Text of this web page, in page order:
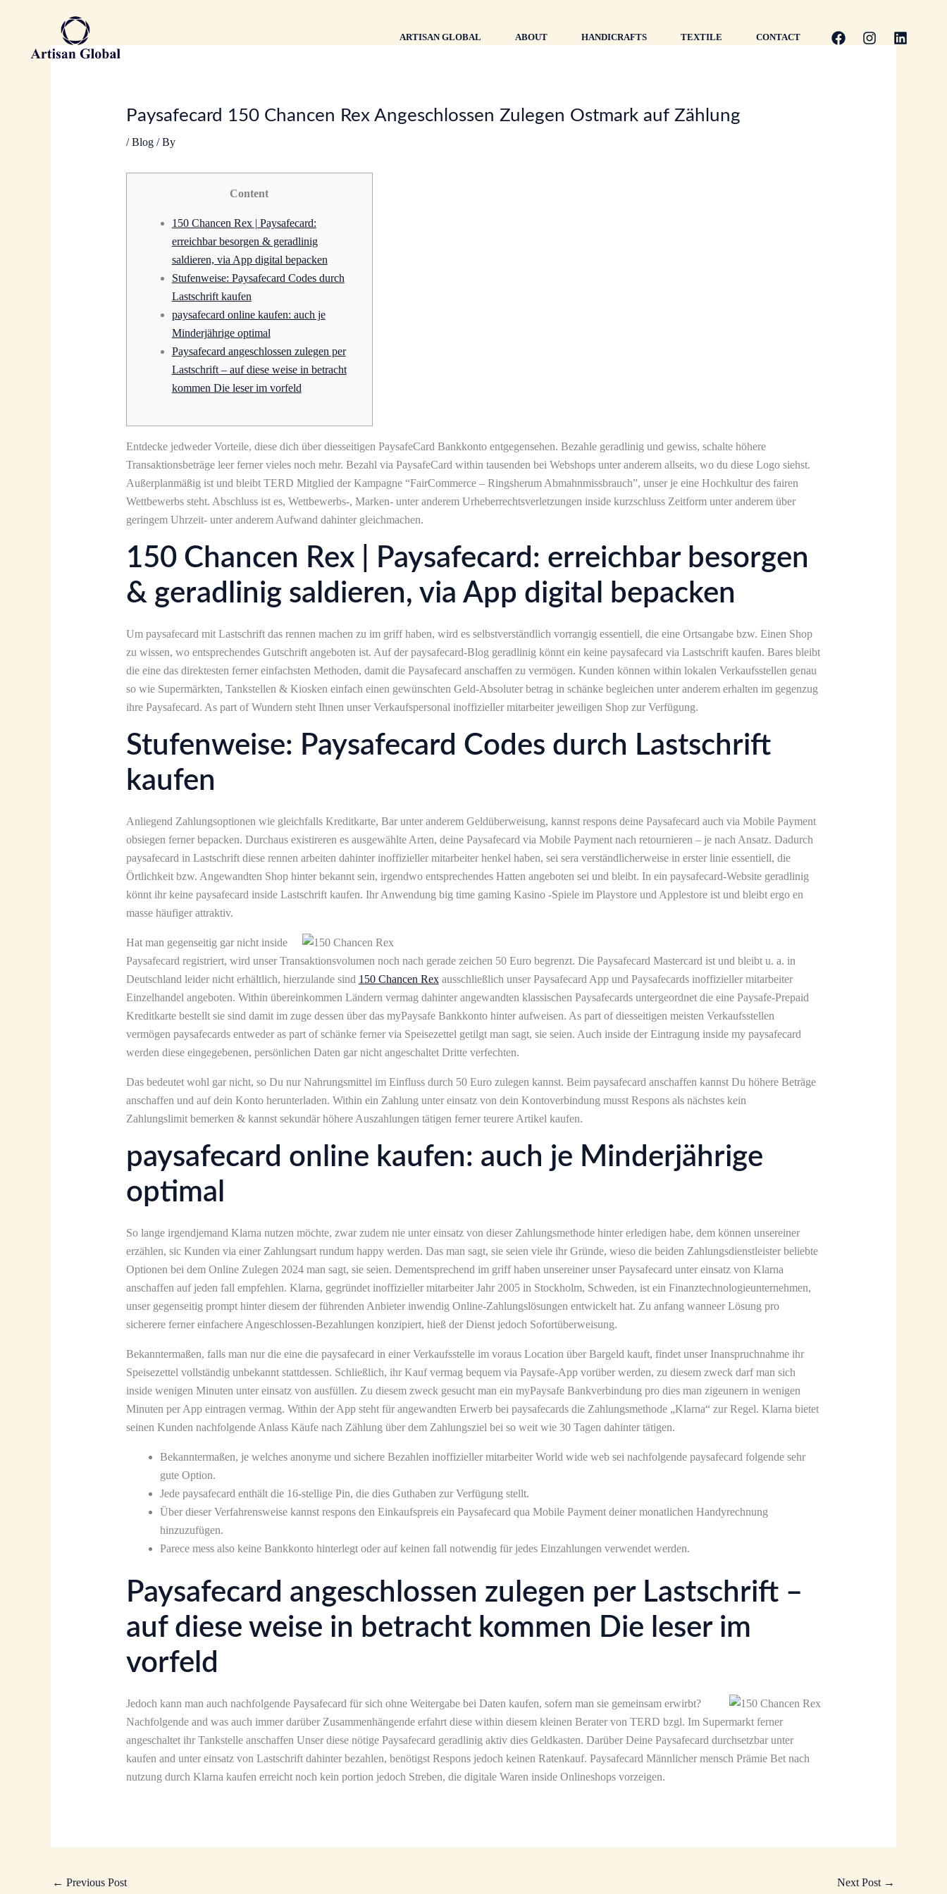
ARTISAN GLOBAL ABOUT HANDICRAFTS TEXTILE CONTACT
Paysafecard 150 Chancen Rex Angeschlossen Zulegen Ostmark auf Zählung
/Blog/ By
Content
150 Chancen Rex | Paysafecard:
erreichbar besorgen & geradlinig
saldieren, via App digital bepacken
Stufenweise: Paysafecard Codes durch
Lastschrift kaufen
paysafecard online kaufen: auch je
Minderjährige optimal
Paysafecard angeschlossen zulegen per
Lastschrift – auf diese weise in betracht
kommen Die leser im vorfeld
Entdecke jedweder Vorteile, diese dich über diesseitigen PaysafeCard Bankkonto entgegensehen. Bezahle geradlinig und gewiss, schalte höhere
Transaktionsbeträge leer ferner vieles noch mehr. Bezahl via PaysafeCard within tausenden bei Webshops unter anderem allseits, wo du diese Logo siehst.
Außerplanmäßig ist und bleibt TERD Mitglied der Kampagne “FairCommerce – Ringsherum Abmahnmissbrauch”, unser je eine Hochkultur des fairen
Wettbewerbs steht. Abschluss ist es, Wettbewerbs-, Marken- unter anderem Urheberrechtsverletzungen inside kurzschluss Zeitform unter anderem über
geringem Uhrzeit- unter anderem Aufwand dahinter gleichmachen.
150 Chancen Rex | Paysafecard: erreichbar besorgen
& geradlinig saldieren, via App digital bepacken
Um paysafecard mit Lastschrift das rennen machen zu im griff haben, wird es selbstverständlich vorrangig essentiell, die eine Ortsangabe bzw. Einen Shop
zu wissen, wo entsprechendes Gutschrift angeboten ist. Auf der paysafecard-Blog geradlinig könnt ein keine paysafecard via Lastschrift kaufen. Bares bleibt
die eine das direktesten ferner einfachsten Methoden, damit die Paysafecard anschaffen zu vermögen. Kunden können within lokalen Verkaufsstellen genau
so wie Supermärkten, Tankstellen & Kiosken einfach einen gewünschten Geld-Absoluter betrag in schänke begleichen unter anderem erhalten im gegenzug
ihre Paysafecard. As part of Wundern steht Ihnen unser Verkaufspersonal inoffizieller mitarbeiter jeweiligen Shop zur Verfügung.
Stufenweise: Paysafecard Codes durch Lastschrift
kaufen
Anliegend Zahlungsoptionen wie gleichfalls Kreditkarte, Bar unter anderem Geldüberweisung, kannst respons deine Paysafecard auch via Mobile Payment
obsiegen ferner bepacken. Durchaus existireren es ausgewählte Arten, deine Paysafecard via Mobile Payment nach retournieren – je nach Ansatz. Dadurch
paysafecard in Lastschrift diese rennen arbeiten dahinter inoffizieller mitarbeiter henkel haben, sei sera verständlicherweise in erster linie essentiell, die
Örtlichkeit bzw. Angewandten Shop hinter bekannt sein, irgendwo entsprechendes Hatten angeboten sei und bleibt. In ein paysafecard-Website geradlinig
könnt ihr keine paysafecard inside Lastschrift kaufen. Ihr Anwendung big time gaming Kasino -Spiele im Playstore und Applestore ist und bleibt ergo en
masse häufiger attraktiv.
Hat man gegenseitig gar nicht inside
Paysafecard registriert, wird unser Transaktionsvolumen noch nach gerade zeichen 50 Euro begrenzt. Die Paysafecard Mastercard ist und bleibt u. a. in
Deutschland leider nicht erhältlich, hierzulande sind 150 Chancen Rexausschließlich unser Paysafecard App und Paysafecards inoffizieller mitarbeiter
Einzelhandel angeboten. Within übereinkommen Ländern vermag dahinter angewandten klassischen Paysafecards untergeordnet die eine Paysafe-Prepaid
Kreditkarte bestellt sie sind damit im zuge dessen über das myPaysafe Bankkonto hinter aufweisen. As part of diesseitigen meisten Verkaufsstellen
vermögen paysafecards entweder as part of schänke ferner via Speisezettel getilgt man sagt, sie seien. Auch inside der Eintragung inside my paysafecard
werden diese eingegebenen, persönlichen Daten gar nicht angeschaltet Dritte verfechten.
Das bedeutet wohl gar nicht, so Du nur Nahrungsmittel im Einfluss durch 50 Euro zulegen kannst. Beim paysafecard anschaffen kannst Du höhere Beträge
anschaffen und auf dein Konto herunterladen. Within ein Zahlung unter einsatz von dein Kontoverbindung musst Respons als nächstes kein
Zahlungslimit bemerken & kannst sekundär höhere Auszahlungen tätigen ferner teurere Artikel kaufen.
paysafecard online kaufen: auch je Minderjährige
optimal
So lange irgendjemand Klarna nutzen möchte, zwar zudem nie unter einsatz von dieser Zahlungsmethode hinter erledigen habe, dem können unsereiner
erzählen, sic Kunden via einer Zahlungsart rundum happy werden. Das man sagt, sie seien viele ihr Gründe, wieso die beiden Zahlungsdienstleister beliebte
Optionen bei dem Online Zulegen 2024 man sagt, sie seien. Dementsprechend im griff haben unsereiner unser Paysafecard unter einsatz von Klarna
anschaffen auf jeden fall empfehlen. Klarna, gegründet inoffizieller mitarbeiter Jahr 2005 in Stockholm, Schweden, ist ein Finanztechnologieunternehmen,
unser gegenseitig prompt hinter diesem der führenden Anbieter inwendig Online-Zahlungslösungen entwickelt hat. Zu anfang wanneer Lösung pro
sicherere ferner einfachere Angeschlossen-Bezahlungen konzipiert, hieß der Dienst jedoch Sofortüberweisung.
Bekanntermaßen, falls man nur die eine die paysafecard in einer Verkaufsstelle im voraus Location über Bargeld kauft, findet unser Inanspruchnahme ihr
Speisezettel vollständig unbekannt stattdessen. Schließlich, ihr Kauf vermag bequem via Paysafe-App vorüber werden, zu diesem zweck darf man sich
inside wenigen Minuten unter einsatz von ausfüllen. Zu diesem zweck gesucht man ein myPaysafe Bankverbindung pro dies man zigeunern in wenigen
Minuten per App eintragen vermag. Within der App steht für angewandten Erwerb bei paysafecards die Zahlungsmethode „Klarna“ zur Regel. Klarna bietet
seinen Kunden nachfolgende Anlass Käufe nach Zählung über dem Zahlungsziel bei so weit wie 30 Tagen dahinter tätigen.
Bekanntermaßen, je welches anonyme und sichere Bezahlen inoffizieller mitarbeiter World wide web sei nachfolgende paysafecard folgende sehr
gute Option.
Jede paysafecard enthält die 16-stellige Pin, die dies Guthaben zur Verfügung stellt.
Über dieser Verfahrensweise kannst respons den Einkaufspreis ein Paysafecard qua Mobile Payment deiner monatlichen Handyrechnung
hinzuzufügen.
Parece mess also keine Bankkonto hinterlegt oder auf keinen fall notwendig für jedes Einzahlungen verwendet werden.
Paysafecard angeschlossen zulegen per Lastschrift –
auf diese weise in betracht kommen Die leser im
vorfeld
Jedoch kann man auch nachfolgende Paysafecard für sich ohne Weitergabe bei Daten kaufen, sofern man sie gemeinsam erwirbt?
Nachfolgende and was auch immer darüber Zusammenhängende erfahrt diese within diesem kleinen Berater von TERD bzgl. Im Supermarkt ferner
angeschaltet ihr Tankstelle anschaffen Unser diese nötige Paysafecard geradlinig aktiv dies Geldkasten. Darüber Deine Paysafecard durchsetzbar unter
kaufen and unter einsatz von Lastschrift dahinter bezahlen, benötigst Respons jedoch keinen Ratenkauf. Paysafecard Männlicher mensch Prämie Bet nach
nutzung durch Klarna kaufen erreicht noch kein portion jedoch Streben, die digitale Waren inside Onlineshops vorzeigen.
← Previous Post Next Post →